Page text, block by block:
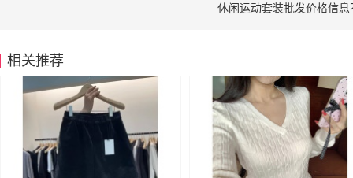
休闲运动套装批发价格信
相关推荐